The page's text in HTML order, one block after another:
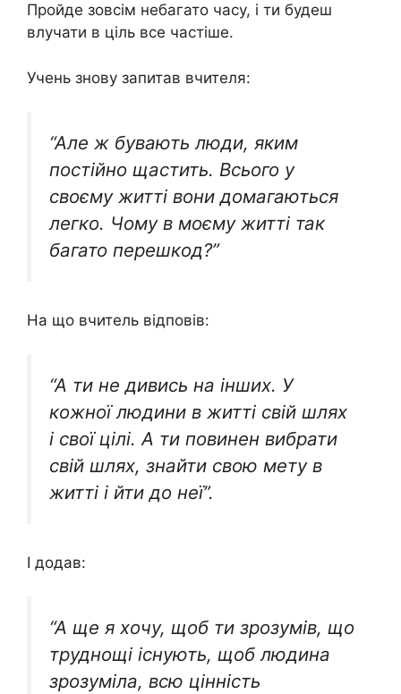
Пройде зовсім небагато часу, і ти будеш
влучати в ціль все частіше.
Учень знову запитав вчителя:
“Але ж бувають люди, яким
постійно щастить. Всього у
своєму житті вони домагаються
легко. Чому в моєму житті так
багато перешкод?”
На що вчитель відповів:
“А ти не дивись на інших. У
кожної людини в житті свій шлях
і свої цілі. А ти повинен вибрати
свій шлях, знайти свою мету в
житті і йти до неї”.
І додав:
“А ще я хочу, щоб ти зрозумів, що
труднощі існують, щоб людина
зрозуміла, всю цінність